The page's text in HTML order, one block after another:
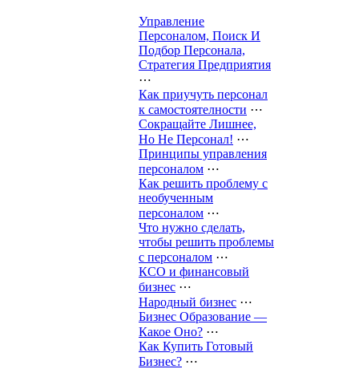
Управление
Персоналом, Поиск И
Подбор Персонала,
Стратегия Предприятия
⋯
Как приучуть персонал
к самостоятелности ⋯
Сокращайте Лишнее,
Но Не Персонал! ⋯
Принципы управления
персоналом ⋯
Как решить проблему с
необученным
персоналом ⋯
Что нужно сделать,
чтобы решить проблемы
с персоналом ⋯
КСО и финансовый
бизнес ⋯
Народный бизнес ⋯
Бизнес Образование —
Какое Оно? ⋯
Как Купить Готовый
Бизнес? ⋯